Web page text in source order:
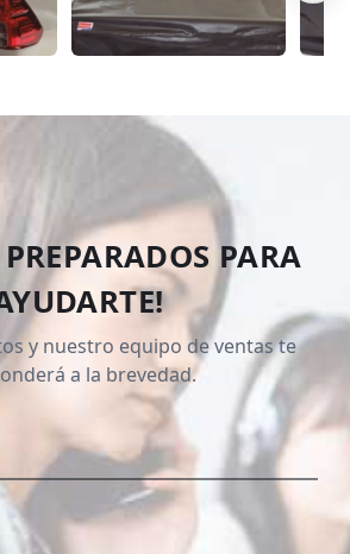
PARA
y nuestro equipo de ventas te
a la brevedad.